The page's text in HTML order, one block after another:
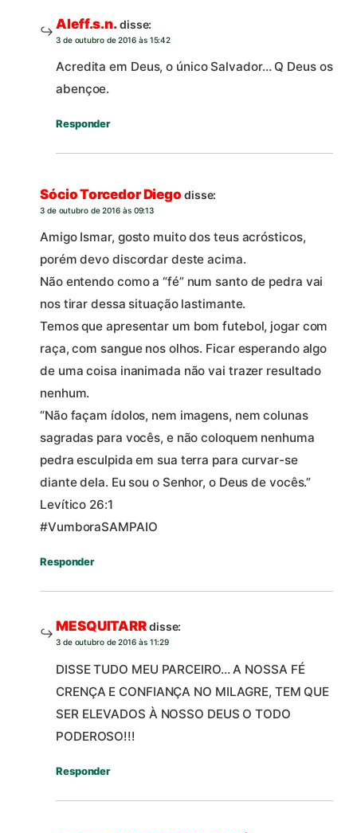
Aleff.s.n.disse:
3 de outubro de 2016 às 15:42
Acredita em Deus, o único Salvador… Q Deus os
abençoe.
Responder
Sócio Torcedor Diego disse:
3 de outubro de 2016 às 09:13
Amigo Ismar, gosto muito dos teus acrósticos,
porém devo discordar deste acima.
Não entendo como a “fé” num santo de pedra vai
nos tirar dessa situação lastimante.
Temos que apresentar um bom futebol, jogar com
raça, com sangue nos olhos. Ficar esperando algo
de uma coisa inanimada não vai trazer resultado
nenhum.
“Não façam ídolos, nem imagens, nem colunas
sagradas para vocês, e não colo­quem nenhuma
pedra esculpida em sua terra para curvar-se
diante dela. Eu sou o Senhor, o Deus de vocês.”
Levítico 26:1
#VumboraSAMPAIO
Responder
MESQUITARRdisse:
3 de outubro de 2016 às 11:29
DISSE TUDO MEU PARCEIRO… A NOSSA FÉ
CRENÇA E CONFIANÇA NO MILAGRE, TEM QUE
SER ELEVADOS À NOSSO DEUS O TODO
PODEROSO!!!
Responder